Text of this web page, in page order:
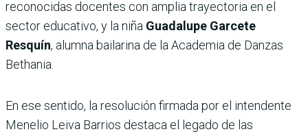
reconocidas docentes con amplia trayectoria en el
sector educativo, y la niña Guadalupe Garcete
Resquín, alumna bailarina de la Academia de Danzas
Bethania.
En ese sentido, la resolución firmada por el intendente
Menelio Leiva Barrios destaca el legado de las